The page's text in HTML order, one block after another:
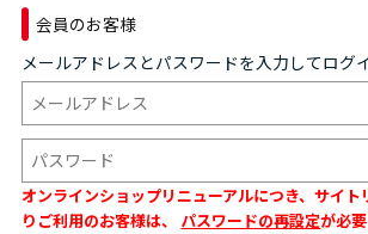
会員のお客様
メールアドレスとパスワードを入力してログ
オンラインショップリニューアルにつき、サイト
りご利用のお客様は、 パスワードの再設定が必要